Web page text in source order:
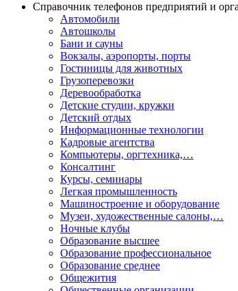
Справочник телефонов предприятий и
Автомобили
Автошколы
Бани и сауны
Вокзалы, аэропорты, порты
Гостиницы для животных
Грузоперевозки
Деревообработка
Детские студии, кружки
Детский отдых
Информационные технологии
Кадровые агентства
Компьютеры, оргтехника,…
Консалтинг
Курсы, семинары
Легкая промышленность
Машиностроение и оборудование
Музеи, художественные салоны,…
Ночные клубы
Образование высшее
Образование профессиональное
Образование среднее
Общежития